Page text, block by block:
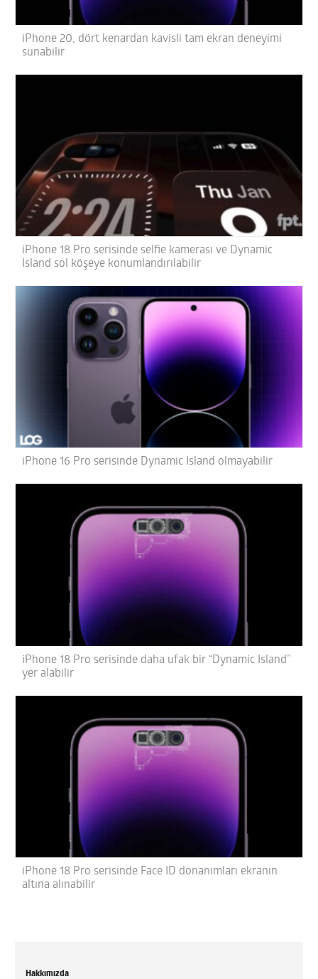
iPhone 20, dört kenardan kavisli tam ekran deneyimi
sunabilir
iPhone 18 Pro serisinde selfie kamerası ve Dynamic
Island sol köşeye konumlandırılabilir
iPhone 16 Pro serisinde Dynamic Island olmayabilir
iPhone 18 Pro serisinde daha ufak bir “Dynamic Island”
yer alabilir
iPhone 18 Pro serisinde Face ID donanımları ekranın
altına alınabilir
Hakkımızda